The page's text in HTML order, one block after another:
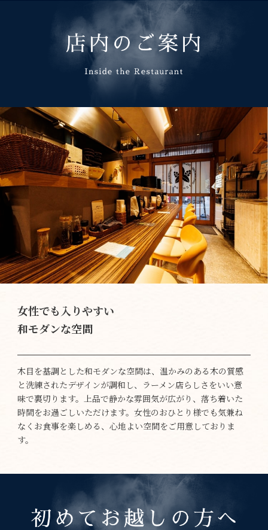
女性でも入りやすい
和モダンな空間
木目を基調とした和モダンな空間は、温かみのある木の質感
と洗練されたデザインが調和し、ラーメン店らしさをいい意
味で裏切ります。上品で静かな雰囲気が広がり、落ち着いた
時間をお過ごしいただけます。女性のおひとり様でも気兼ね
なくお食事を楽しめる、心地よい空間をご用意しておりま
す。